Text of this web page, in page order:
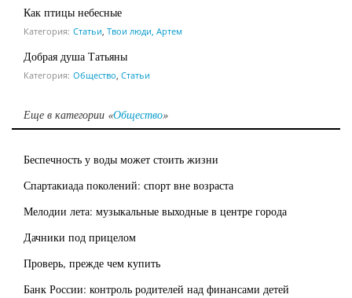
Как птицы небесные
Категория: Статьи Твои люди, Артем
Добрая душа Татьяны
Категория: Общество Статьи
Еще в категории «Общество»
Беспечность у воды может стоить жизни
Спартакиада поколений: спорт вне возраста
Мелодии лета: музыкальные выходные в центре города
Дачники под прицелом
Проверь, прежде чем купить
Банк России: контроль родителей над финансами детей